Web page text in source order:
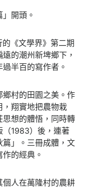
開頭。
《文學界》第二期
的潮州新埤鄉下，
半百的寫作者。
鄉村的田園之美。作
翔實地把農物栽
想的體悟，同時轉
（1983）後，連著
」。三冊成體，文
的經典。
人在萬隆村的農耕